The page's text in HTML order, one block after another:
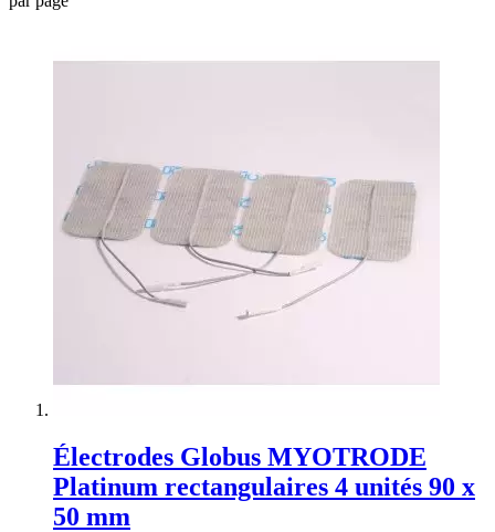
Électrodes Globus MYOTRODE
Platinum rectangulaires 4 unités 90 x
50 mm